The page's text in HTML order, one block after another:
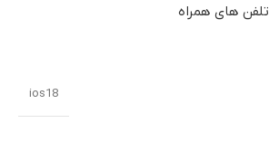
تلفن های همراه
ios18